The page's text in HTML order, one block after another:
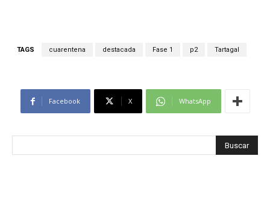
TAGS cuarentena destacada Fase 1 p2 Tartagal
Facebook X WhatsApp